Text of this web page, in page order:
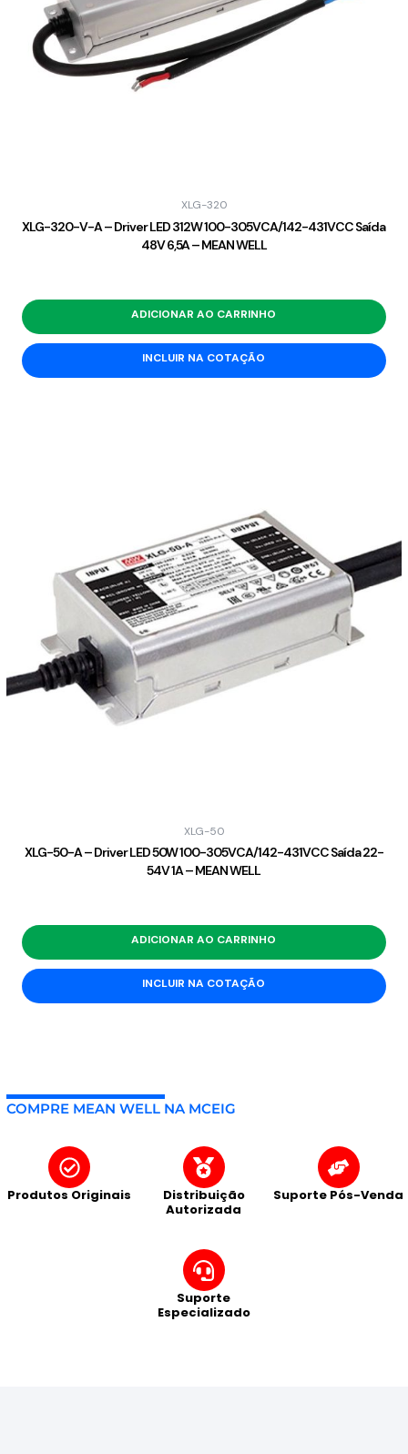
XLG-320
XLG-320-V-A – Driver LED 312W 100-305VCA/142-431VCC Saída
48V 6,5A – MEAN WELL
ADICIONAR AO CARRINHO
INCLUIR NA COTAÇÃO
XLG-50
XLG-50-A – Driver LED 50W 100-305VCA/142-431VCC Saída 22-
54V 1A – MEAN WELL
ADICIONAR AO CARRINHO
INCLUIR NA COTAÇÃO
COMPRE MEAN WELL NA MCEIG
Produtos Originais
Distribuição
Autorizada
Suporte Pós-Venda
Suporte
Especializado